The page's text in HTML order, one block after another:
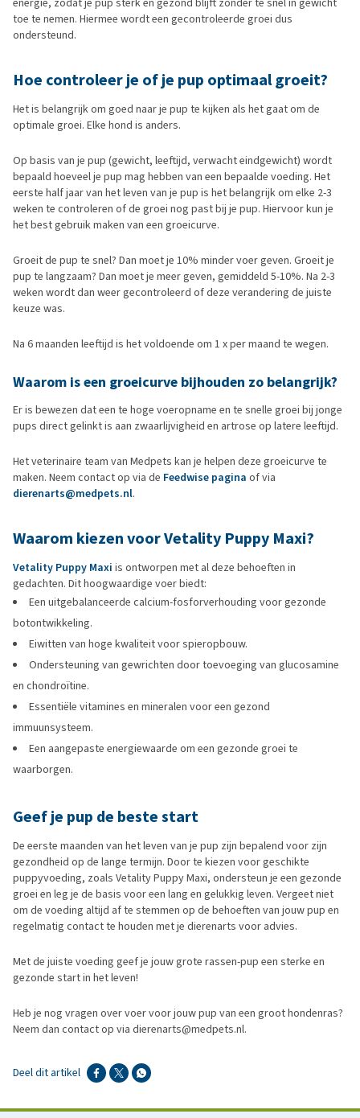
toe te nemen. Hiermee wordt een gecontroleerde groei dus
ondersteund.
Hoe controleer je of je pup optimaal groeit?
Het is belangrijk om goed naar je pup te kijken als het gaat om de
optimale groei. Elke hond is anders.
Op basis van je pup (gewicht, leeftijd, verwacht eindgewicht) wordt
bepaald hoeveel je pup mag hebben van een bepaalde voeding. Het
eerste half jaar van het leven van je pup is het belangrijk om elke 2-3
weken te controleren of de groei nog past bij je pup. Hiervoor kun je
het best gebruik maken van een groeicurve.
Groeit de pup te snel? Dan moet je 10% minder voer geven. Groeit je
pup te langzaam? Dan moet je meer geven, gemiddeld 5-10%. Na 2-3
weken wordt dan weer gecontroleerd of deze verandering de juiste
keuze was.
Na 6 maanden leeftijd is het voldoende om 1 x per maand te wegen.
Waarom is een groeicurve bijhouden zo belangrijk?
Er is bewezen dat een te hoge voeropname en te snelle groei bij jonge
pups direct gelinkt is aan zwaarlijvigheid en artrose op latere leeftijd.
Het veterinaire team van Medpets kan je helpen deze groeicurve te
maken. Neem contact op via de Feedwise pagina of via
dierenarts@medpets.nl.
Waarom kiezen voor Vetality Puppy Maxi?
Vetality Puppy Maxi is ontworpen met al deze behoeften in
gedachten. Dit hoogwaardige voer biedt:
Een uitgebalanceerde calcium-fosforverhouding voor gezonde
botontwikkeling.
Eiwitten van hoge kwaliteit voor spieropbouw.
Ondersteuning van gewrichten door toevoeging van glucosamine
en chondroïtine.
Essentiële vitamines en mineralen voor een gezond
immuunsysteem.
Een aangepaste energiewaarde om een gezonde groei te
waarborgen.
Geef je pup de beste start
De eerste maanden van het leven van je pup zijn bepalend voor zijn
gezondheid op de lange termijn. Door te kiezen voor geschikte
puppyvoeding, zoals Vetality Puppy Maxi, ondersteun je een gezonde
groei en leg je de basis voor een lang en gelukkig leven. Vergeet niet
om de voeding altijd af te stemmen op de behoeften van jouw pup en
regelmatig contact te houden met je dierenarts voor advies.
Met de juiste voeding geef je jouw grote rassen-pup een sterke en
gezonde start in het leven!
Heb je nog vragen over voer voor jouw pup van een groot hondenras?
Neem dan contact op via dierenarts@medpets.nl.
Deel dit artikel